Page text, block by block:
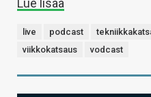
Lue lisää
live podcast
viikkokatsaus
vodcast